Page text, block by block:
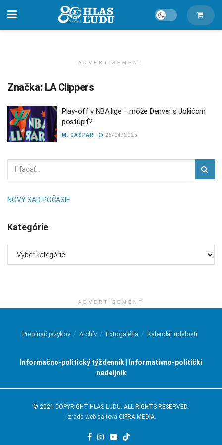
ADVERTISEMENT
Značka: LA Clippers
Play-off v NBA lige – môže Denver s Jokićom
postúpiť?
M. GAŠPAR 25/04/2025
NOVÝ SAD POČASIE
Kategórie
ADVERTISEMENT
Prepínač jazykov Archív Fotogaléria Kalendár udalostí
Informačno-politický týždenník | Informativno-politički
nedeljnik
© 2021 COPYRIGHT HLAS ĽUDU . ALL RIGHTS RESERVED.
Izrada web sajtova CIFRA MEDIA.